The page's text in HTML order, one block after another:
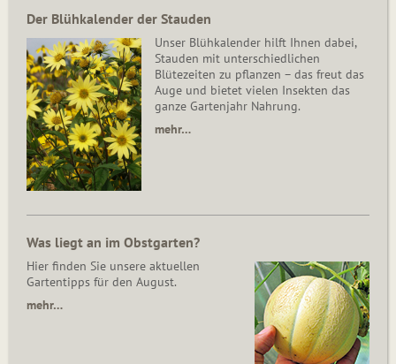
Der Blühkalender der Stauden
Unser Blühkalender hilft Ihnen dabei,
Stauden mit unterschiedlichen
Blütezeiten zu pflanzen – das freut das
Auge und bietet vielen Insekten das
ganze Gartenjahr Nahrung.
mehr…
Was liegt an im Obstgarten?
Hier finden Sie unsere aktuellen
Gartentipps für den August.
mehr…